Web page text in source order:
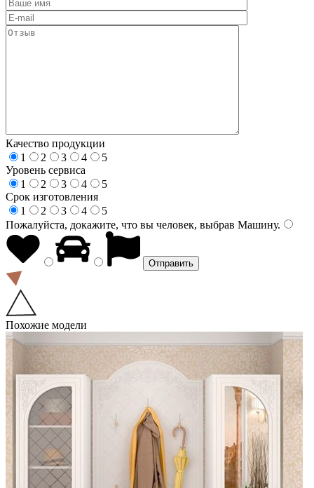
Качество продукции
1
2 3 4
5
Уровень сервиса
1
2 3 4
5
Срок изготовления
1
2 3 4
5
Пожалуйста, докажите, что вы человек, выбрав Машину.
Похожие модели